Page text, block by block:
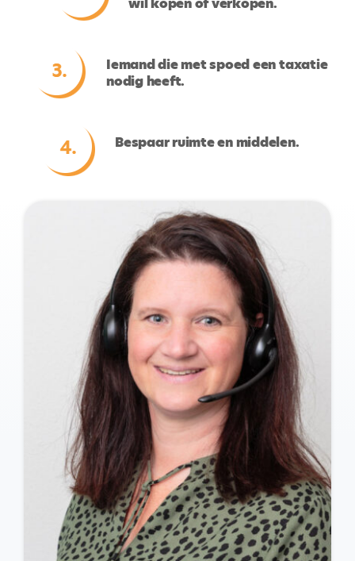
Iemand die met spoed een taxatie
nodig heeft.
Bespaar ruimte en middelen.